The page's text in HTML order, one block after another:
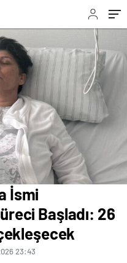
İsmi
Başladı: 26
23:43